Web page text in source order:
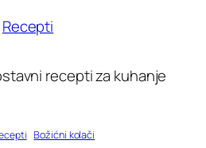
Recepti
recepti za kuhanje
Božićni kolači